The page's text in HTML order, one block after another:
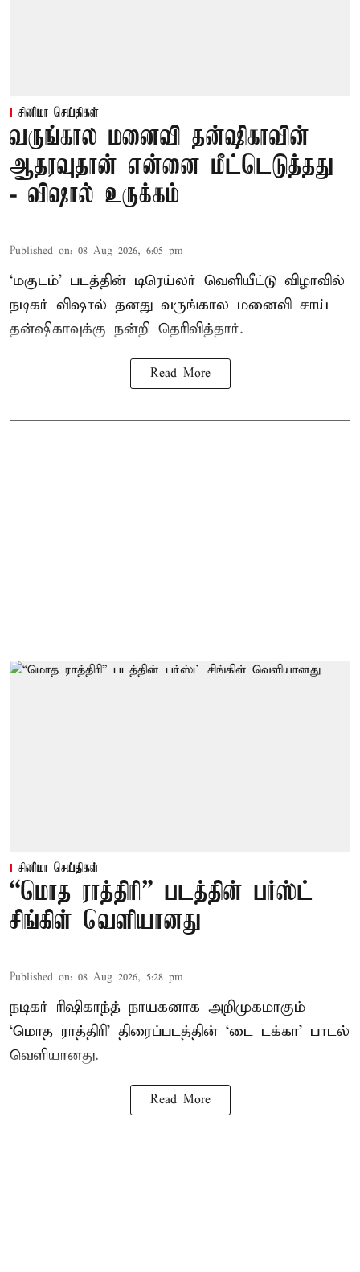
சினிமா செய்திகள்
வருங்கால மனைவி தன்ஷிகாவின்
ஆதரவுதான் என்னை மீட்டெடுத்தது
- விஷால் உருக்கம்
Published on: 08 Aug 2026, 6:05 pm
‘மகுடம்’ படத்தின் டிரெய்லர் வெளியீட்டு விழாவில்
நடிகர் விஷால் தனது வருங்கால மனைவி சாய்
தன்ஷிகாவுக்கு நன்றி தெரிவித்தார்.
Read More
சினிமா செய்திகள்
“மொத ராத்திரி” படத்தின் பர்ஸ்ட்
சிங்கிள் வெளியானது
Published on: 08 Aug 2026, 5:28 pm
நடிகர் ரிஷிகாந்த் நாயகனாக அறிமுகமாகும்
‘மொத ராத்திரி’ திரைப்படத்தின் ‘டை டக்கா’ பாடல்
வெளியானது.
Read More